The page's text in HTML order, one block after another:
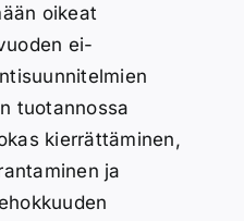
oikeat
ei-
tuotannossa
kierrättäminen,
ja